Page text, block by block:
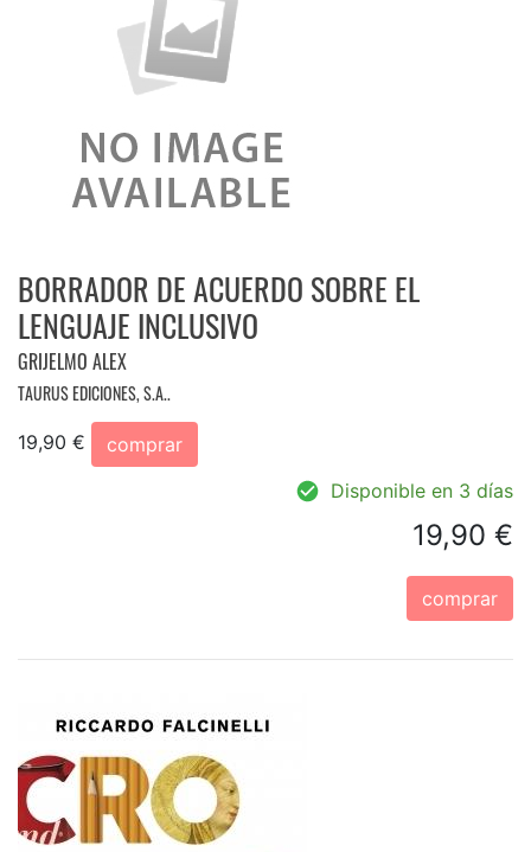
BORRADOR DE ACUERDO SOBRE EL
LENGUAJE INCLUSIVO
GRIJELMO ALEX
TAURUS EDICIONES, S.A..
19,90 €
comprar
Disponible en 3 días
19,90 €
comprar